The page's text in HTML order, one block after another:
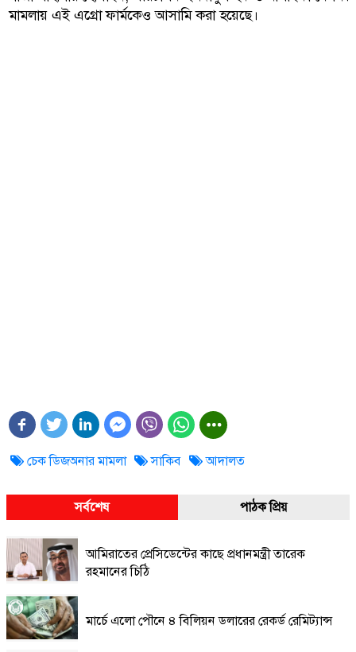
মামলায় এই এগ্রো ফার্মকেও আসামি করা হয়েছে।
চেক ডিজঅনার মামলা সাকিব আদালত
সর্বশেষ পাঠক প্রিয়
আমিরাতের প্রেসিডেন্টের কাছে প্রধানমন্ত্রী তারেক
রহমানের চিঠি
মার্চে এলো পৌনে ৪ বিলিয়ন ডলারের রেকর্ড রেমিট্যান্স